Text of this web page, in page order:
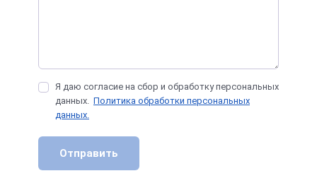
Я даю согласие на сбор и обработку персональных
данных. Политика обработки персональных
данных.
Отправить